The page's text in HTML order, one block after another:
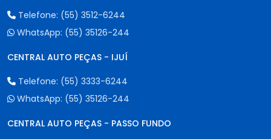
Telefone: (55) 3512-6244
WhatsApp: (55) 35126-244
CENTRAL AUTO PEÇAS - IJUÍ
Telefone: (55) 3333-6244
WhatsApp: (55) 35126-244
CENTRAL AUTO PEÇAS - PASSO FUNDO